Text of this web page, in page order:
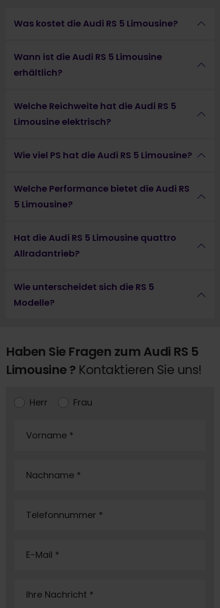
Was kostet die Audi RS 5 Limousine?
Wann ist die Audi RS 5 Limousine
erhältlich?
Welche Reichweite hat die Audi RS 5
Limousine elektrisch?
Wie viel PS hat die Audi RS 5 Limousine?
Welche Performance bietet die Audi RS
5 Limousine?
Hat die Audi RS 5 Limousine quattro
Allradantrieb?
Wie unterscheidet sich die RS 5
Modelle?
Haben Sie Fragen zum Audi RS 5
Limousine ? Kontaktieren Sie uns!
Herr Frau
Vorname *
Nachname *
Telefonnummer *
E-Mail *
Ihre Nachricht *